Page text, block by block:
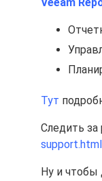
Тут
Следить
support.html
Ну и чтобы